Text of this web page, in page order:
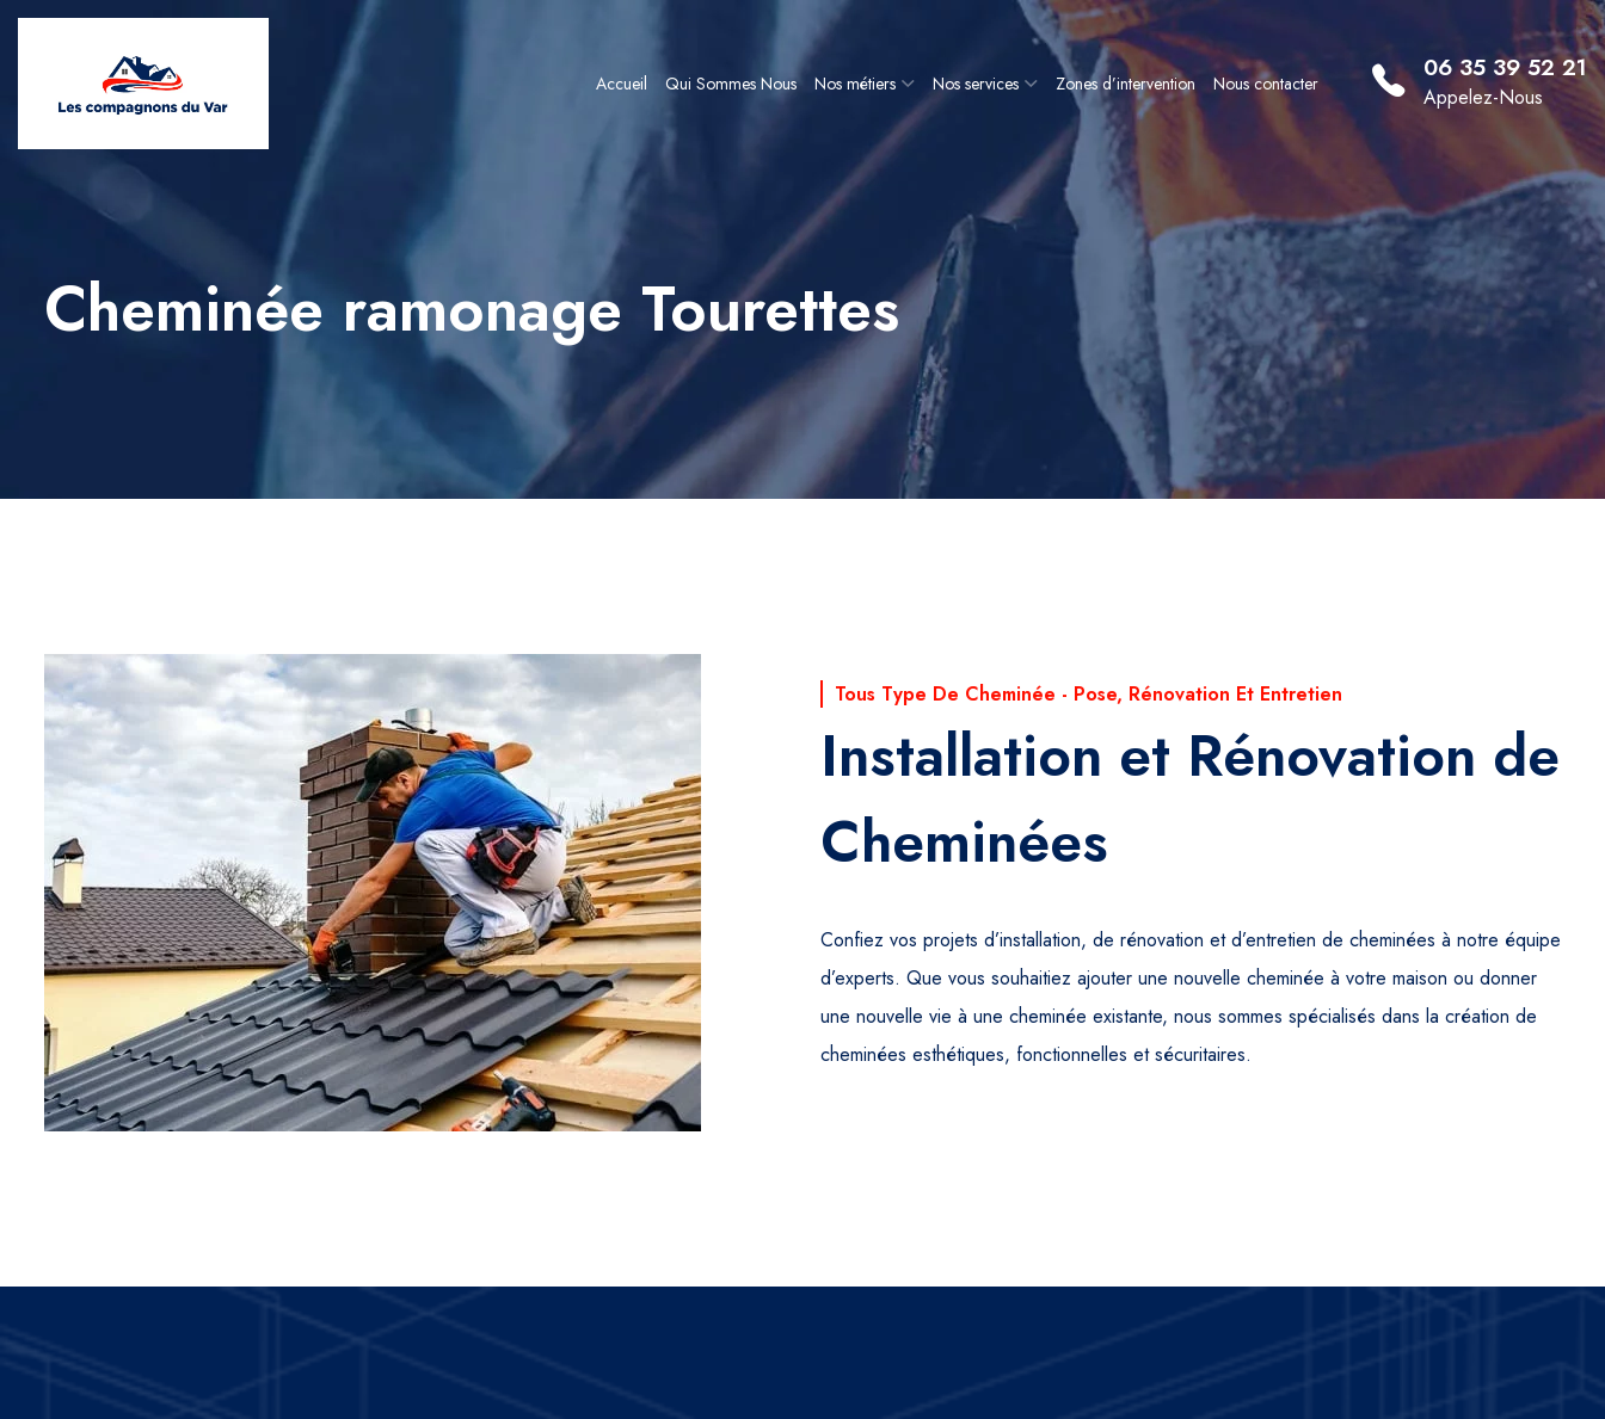
Accueil Qui Sommes Nous Nos métiers Nos services Zones d’intervention Nous contacter 06 35 39 52 21
Appelez-Nous
Cheminée ramonage Tourettes
Tous Type De Cheminée - Pose, Rénovation Et Entretien
Installation et Rénovation de
Cheminées
Confiez vos projets d’installation, de rénovation et d’entretien de cheminées à notre équipe
d’experts. Que vous souhaitiez ajouter une nouvelle cheminée à votre maison ou donner
une nouvelle vie à une cheminée existante, nous sommes spécialisés dans la création de
cheminées esthétiques, fonctionnelles et sécuritaires.